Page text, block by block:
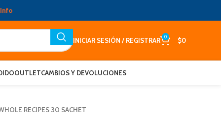
INICIAR SESIÓN / REGISTRAR 0 $0
OUTLETCAMBIOS Y DEVOLUCIONES
RECIPES 30 SACHET